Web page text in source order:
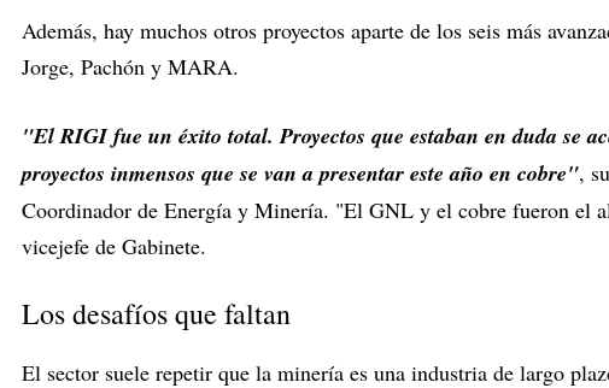
Además, hay muchos otros proyectos aparte de los seis más
Jorge, Pachón y MARA.
"El RIGI fue un éxito total. Proyectos que estaban en duda se
proyectos inmensos que se van a presentar este año en cobre",
Coordinador de Energía y Minería. "El GNL y el cobre fueron el
vicejefe de Gabinete.
Los desafíos que faltan
El sector suele repetir que la minería es una industria de largo